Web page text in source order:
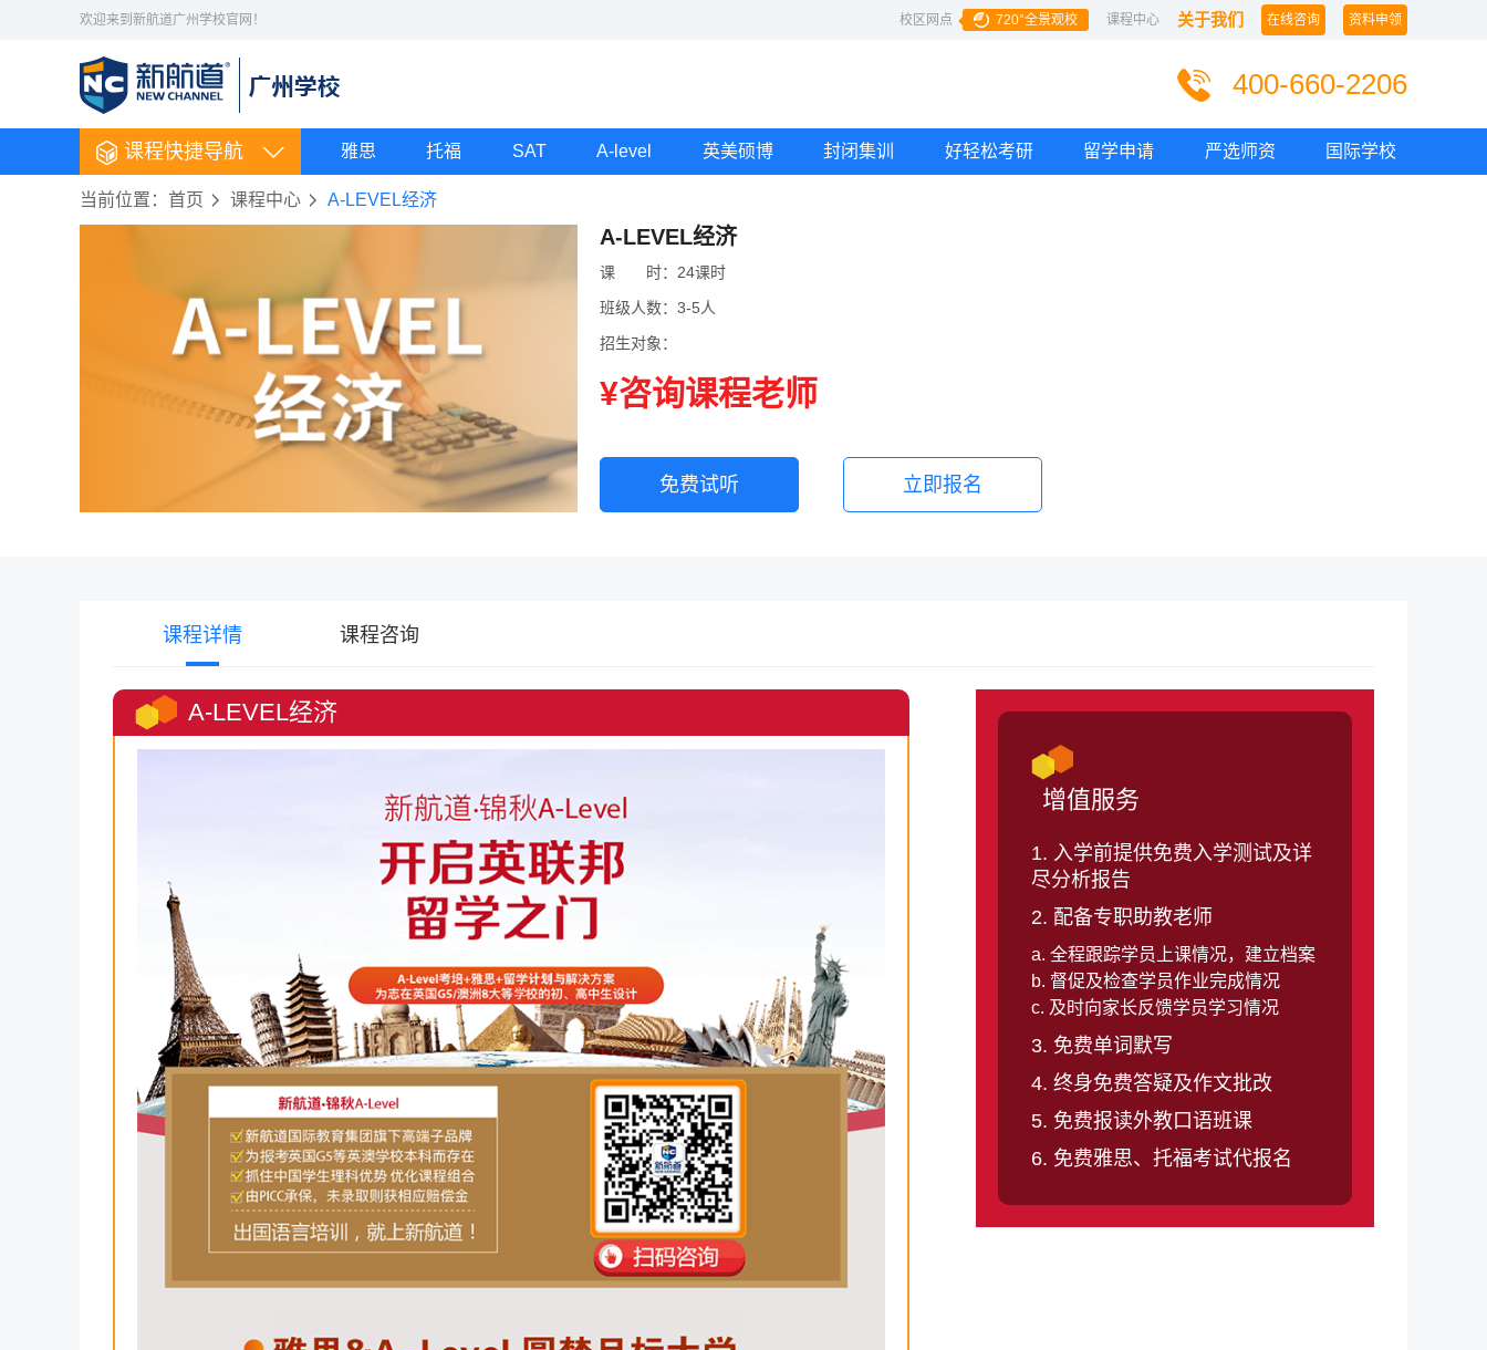
欢迎来到新航道广州学校官网！ 资料申领
在线咨询
关于我们
课程中心
校区网点 720°全景观校
400-660-2206
课程快捷导航 雅思 托福 SAT A-level 英美硕博 封闭集训 好轻松考研 留学申请 严选师资 国际学校
当前位置： 首页 课程中心 A-LEVEL经济
A-LEVEL经济
课 时： 24课时
班级人数： 3-5人
招生对象：
¥咨询课程老师
免费试听 立即报名
课程详情 课程咨询
A-LEVEL经济
增值服务
1. 入学前提供免费入学测试及详
尽分析报告
2. 配备专职助教老师
a. 全程跟踪学员上课情况，建立档案
b. 督促及检查学员作业完成情况
c. 及时向家长反馈学员学习情况
3. 免费单词默写
4. 终身免费答疑及作文批改
5. 免费报读外教口语班课
6. 免费雅思、托福考试代报名